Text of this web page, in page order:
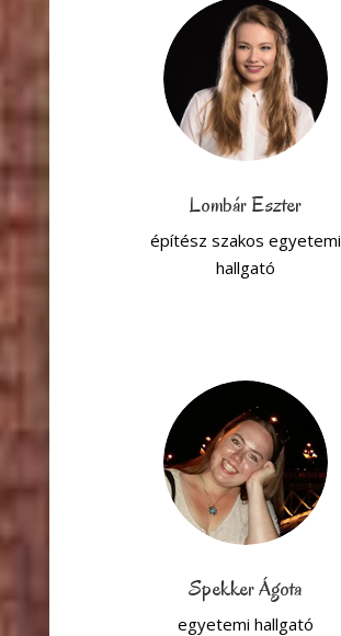
Lombár Eszter
építész szakos egyetemi
hallgató
Spekker Ágota
egyetemi hallgató